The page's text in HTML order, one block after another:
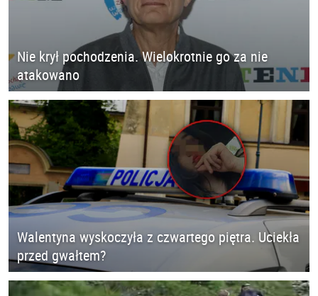
Nie krył pochodzenia. Wielokrotnie go za nie
atakowano
Walentyna wyskoczyła z czwartego piętra. Uciekła
przed gwałtem?